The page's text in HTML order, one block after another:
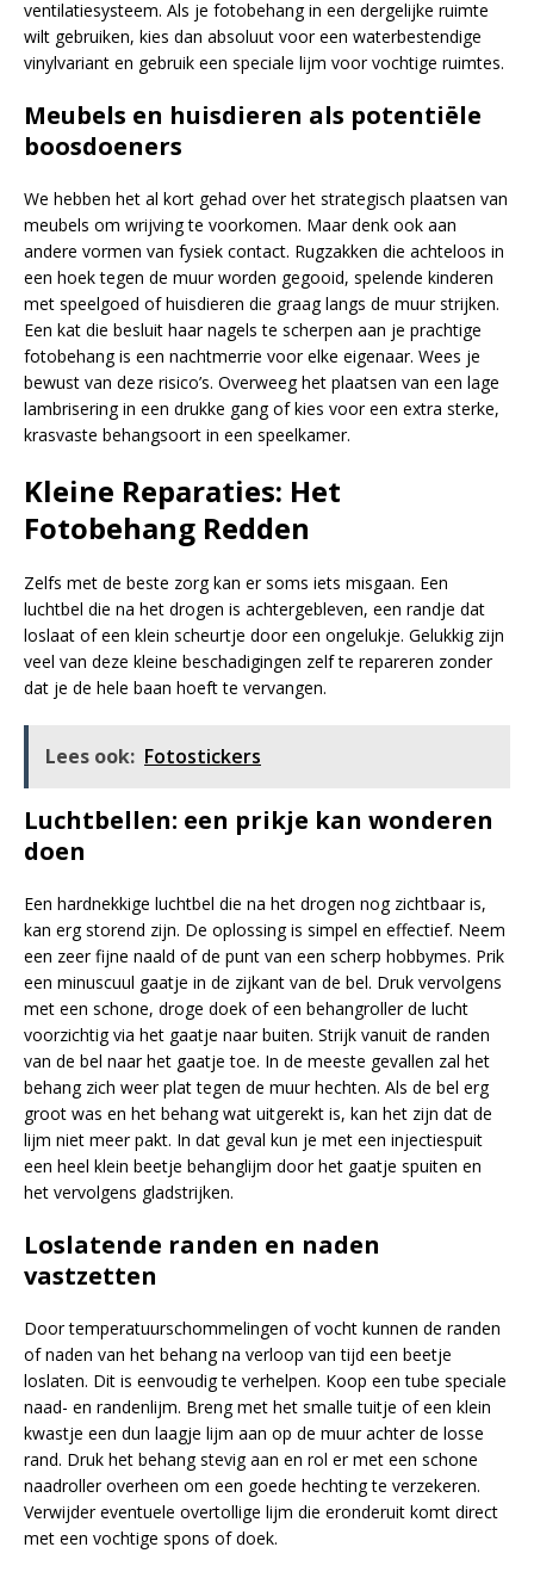
ventilatiesysteem. Als je fotobehang in een dergelijke ruimte
wilt gebruiken, kies dan absoluut voor een waterbestendige
vinylvariant en gebruik een speciale lijm voor vochtige ruimtes.
Meubels en huisdieren als potentiële
boosdoeners
We hebben het al kort gehad over het strategisch plaatsen van
meubels om wrijving te voorkomen. Maar denk ook aan
andere vormen van fysiek contact. Rugzakken die achteloos in
een hoek tegen de muur worden gegooid, spelende kinderen
met speelgoed of huisdieren die graag langs de muur strijken.
Een kat die besluit haar nagels te scherpen aan je prachtige
fotobehang is een nachtmerrie voor elke eigenaar. Wees je
bewust van deze risico’s. Overweeg het plaatsen van een lage
lambrisering in een drukke gang of kies voor een extra sterke,
krasvaste behangsoort in een speelkamer.
Kleine Reparaties: Het
Fotobehang Redden
Zelfs met de beste zorg kan er soms iets misgaan. Een
luchtbel die na het drogen is achtergebleven, een randje dat
loslaat of een klein scheurtje door een ongelukje. Gelukkig zijn
veel van deze kleine beschadigingen zelf te repareren zonder
dat je de hele baan hoeft te vervangen.
Lees ook: Fotostickers
Luchtbellen: een prikje kan wonderen
doen
Een hardnekkige luchtbel die na het drogen nog zichtbaar is,
kan erg storend zijn. De oplossing is simpel en effectief. Neem
een zeer fijne naald of de punt van een scherp hobbymes. Prik
een minuscuul gaatje in de zijkant van de bel. Druk vervolgens
met een schone, droge doek of een behangroller de lucht
voorzichtig via het gaatje naar buiten. Strijk vanuit de randen
van de bel naar het gaatje toe. In de meeste gevallen zal het
behang zich weer plat tegen de muur hechten. Als de bel erg
groot was en het behang wat uitgerekt is, kan het zijn dat de
lijm niet meer pakt. In dat geval kun je met een injectiespuit
een heel klein beetje behanglijm door het gaatje spuiten en
het vervolgens gladstrijken.
Loslatende randen en naden
vastzetten
Door temperatuurschommelingen of vocht kunnen de randen
of naden van het behang na verloop van tijd een beetje
loslaten. Dit is eenvoudig te verhelpen. Koop een tube speciale
naad- en randenlijm. Breng met het smalle tuitje of een klein
kwastje een dun laagje lijm aan op de muur achter de losse
rand. Druk het behang stevig aan en rol er met een schone
naadroller overheen om een goede hechting te verzekeren.
Verwijder eventuele overtollige lijm die eronderuit komt direct
met een vochtige spons of doek.